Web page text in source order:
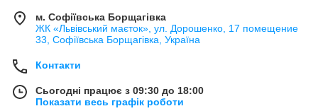
м. Софіївська Борщагівка
ЖК «Львівський маєток», ул. Дорошенко, 17 помещение
33, Софіївська Борщагівка, Україна
Контакти
Сьогодні працює з 09:30 до 18:00
Показати весь графік роботи